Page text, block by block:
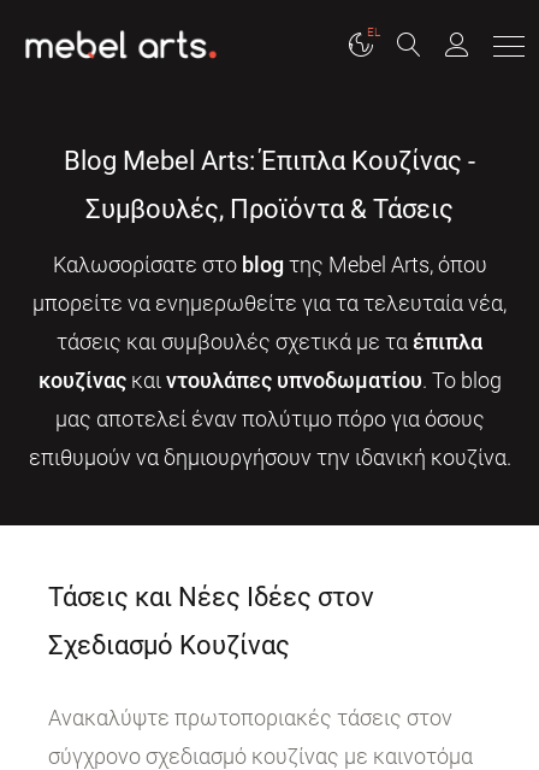
EL
Blog Mebel Arts: Έπιπλα Κουζίνας -
Συμβουλές, Προϊόντα & Τάσεις
Καλωσορίσατε στο blogτης Mebel Arts, όπου
μπορείτε να ενημερωθείτε για τα τελευταία νέα,
τάσεις και συμβουλές σχετικά με τα έπιπλα
κουζίναςκαι ντουλάπες υπνοδωματίου. Το blog
μας αποτελεί έναν πολύτιμο πόρο για όσους
επιθυμούν να δημιουργήσουν την ιδανική κουζίνα.
Τάσεις και Νέες Ιδέες στον
Σχεδιασμό Κουζίνας
Ανακαλύψτε πρωτοποριακές τάσεις στον
σύγχρονο σχεδιασμό κουζίνας με καινοτόμα